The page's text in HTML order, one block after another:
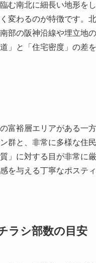
む南北に細長い地形を
変わるのが特徴です。
部の阪神沿線や埋立地
」と「住宅密度」の差
富裕層エリアがある一
群と、非常に多様な住
」に対する目が非常に
を与える丁寧なポステ
ラシ部数の目安